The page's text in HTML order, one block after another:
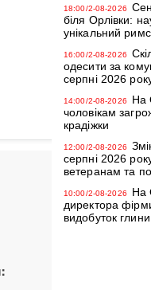
18:00/2-08-2026
біля Орлівки:
унікальний
16:00/2-08-2026
одесити за
серпні 2026
14:00/2-08-2026
На
чоловікам
крадіжки
12:00/2-08-2026
серпні 2026
ветеранам та
10:00/2-08-2026
На
директора
видобуток глини